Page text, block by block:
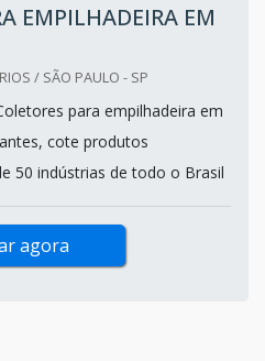
EMPILHADEIRA EM
/ SÃO PAULO - SP
para empilhadeira em
cote produtos
50 indústrias de todo o Brasil
agora